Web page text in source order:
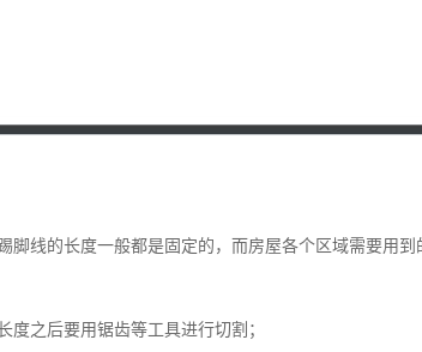
脚线的长度一般都是固定的，而房屋各个区域需要用
度之后要用锯齿等工具进行切割；